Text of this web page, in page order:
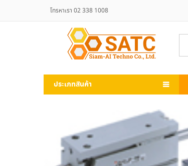
โทรหาเรา 02 338 1008
ประเภทสินค้า